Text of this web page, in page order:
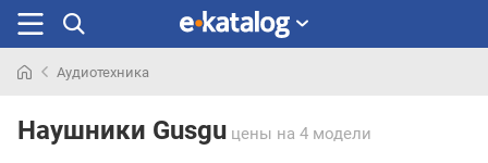
раньше
Аудиотехника
Наушники Gusgu цены на 4 модели